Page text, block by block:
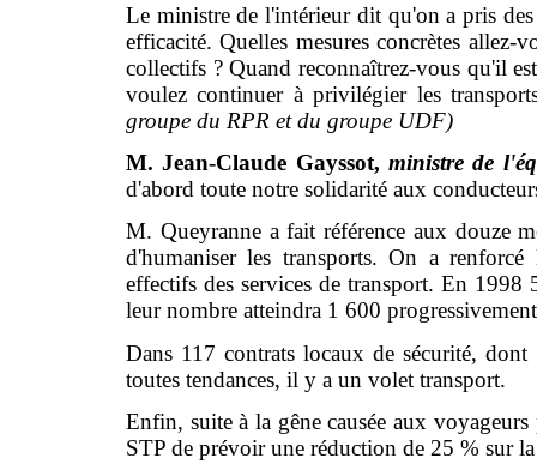
Le ministre de l'intérieur dit qu'on a pris
efficacité. Quelles mesures concrètes allez-
collectifs ? Quand reconnaîtrez-vous qu'il
voulez continuer à privilégier les
groupe du RPR et du groupe UDF)
M. Jean-Claude Gayssot, ministre de
d'abord toute notre solidarité aux
M. Queyranne a fait référence aux douze
d'humaniser les transports. On a
effectifs des services de transport. En 1998
leur nombre atteindra 1 600
Dans 117 contrats locaux de sécurité,
toutes tendances, il y a un volet transport.
Enfin, suite à la gêne causée aux
STP de prévoir une réduction de 25 % sur